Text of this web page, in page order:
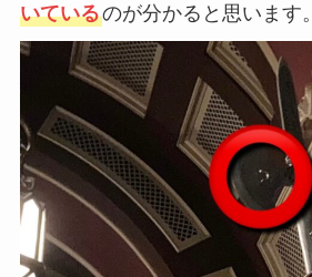
いているのが分かると思います。